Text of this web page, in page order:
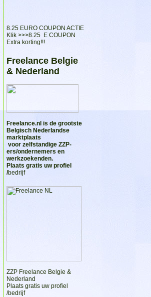
8.25 EURO COUPON ACTIE
Klik >>>8.25 E COUPON
Extra korting!!!
Freelance Belgie
& Nederland
Freelance.nl is de grootste
Belgisch Nederlandse
marktplaats
voor zelfstandige ZZP-
ers/ondernemers en
werkzoekenden.
Plaats gratis uw profiel
/bedrijf
ZZP Freelance Belgie &
Nederland
Plaats gratis uw profiel
/bedrijf